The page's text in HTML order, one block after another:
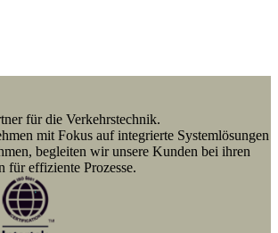
für die Verkehrstechnik.
mit Fokus auf integrierte Systemlösungen
begleiten wir unsere Kunden bei ihren
für effiziente Prozesse.